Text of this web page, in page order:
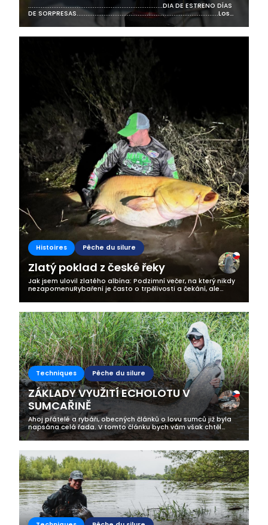
...........................................................................DIA DE ESTRENO DÍAS
DE SORPRESAS...............................................................................Los
Histoires Pêche du silure
Zlatý poklad z české řeky
Jak jsem ulovil zlatého albína: Podzimní večer, na který nikdy
nezapomenuRybaření je často o trpělivosti a čekání, ale
život. Přesně to...
Techniques Pêche du silure
ZÁKLADY VYUŽITÍ ECHOLOTU V
SUMCAŘINĚ
Ahoj přátelé a rybáři, obecných článků o lovu sumců již byla
napsána celá řada. V tomto článku bych vám však chtěl
přiblížit téma sonarové techniky a její využití konkrétně ve
vztahu k sumcařině....